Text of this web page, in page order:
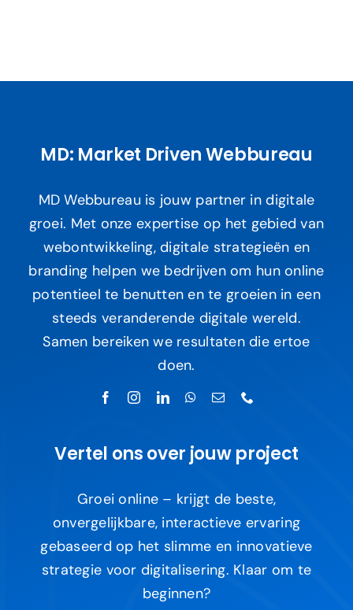
MD: Market Driven Webbureau
MD Webbureau is jouw partner in digitale
groei. Met onze expertise op het gebied van
webontwikkeling, digitale strategieën en
branding helpen we bedrijven om hun online
potentieel te benutten en te groeien in een
steeds veranderende digitale wereld.
Samen bereiken we resultaten die ertoe
doen.
Vertel ons over jouw project
Groei online – krijgt de beste,
onvergelijkbare, interactieve ervaring
gebaseerd op het slimme en innovatieve
strategie voor digitalisering. Klaar om te
beginnen?